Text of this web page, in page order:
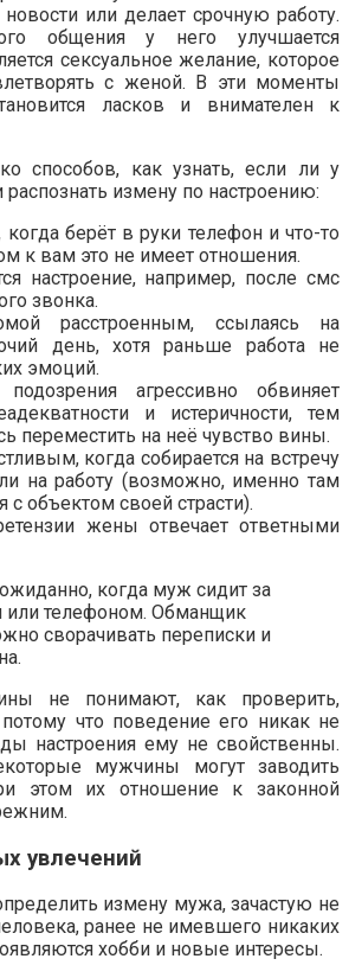
новости или делает срочную работу.
общения у него улучшается
сексуальное желание, которое
с женой. В эти моменты
ласков и внимателен к
способов, как узнать, если ли у
измену по настроению:
когда берёт в руки телефон и что-то
к вам это не имеет отношения.
настроение, например, после смс
звонка.
расстроенным, ссылаясь на
день, хотя раньше работа не
эмоций.
агрессивно обвиняет
и истеричности, тем
переместить на неё чувство вины.
когда собирается на встречу
на работу (возможно, именно там
с объектом своей страсти).
жены отвечает ответными
когда муж сидит за
телефоном. Обманщик
сворачивать переписки и
не понимают, как проверить,
что поведение его никак не
настроения ему не свойственны.
мужчины могут заводить
этом их отношение к законной
увлечений
измену мужа, зачастую не
ранее не имевшего никаких
хобби и новые интересы.